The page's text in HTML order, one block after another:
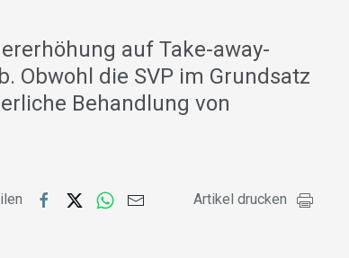
auf Take-away-
Obwohl die SVP im Grundsatz
Behandlung von
Artikel drucken